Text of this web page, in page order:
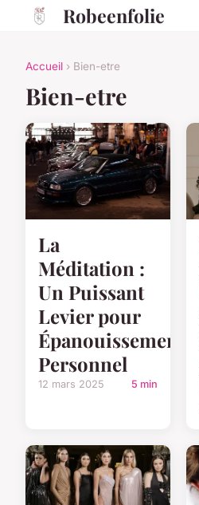
Robeenfolie
Accueil › Bien-etre
Bien-etre
La
Méditation :
Un Puissant
Levier pour
Épanouissement
Personnel
12 mars 2025 5 min